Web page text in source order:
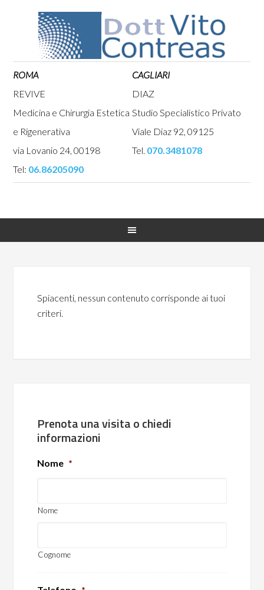
ROMA
REVIVE
Medicina e Chirurgia Estetica
e Rigenerativa
via Lovanio 24, 00198
Tel: 06.86205090
CAGLIARI
DIAZ
Studio Specialistico Privato
Viale Diaz 92, 09125
Tel. 070.3481078
Spiacenti, nessun contenuto corrisponde ai tuoi
criteri.
Prenota una visita o chiedi
informazioni
Nome *
Nome
Cognome